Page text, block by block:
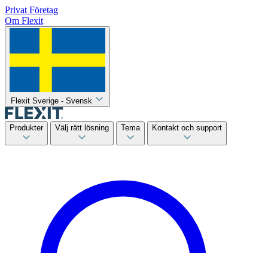
Privat Företag
Om Flexit
Flexit Sverige - Svensk
Produkter Välj rätt lösning Tema Kontakt och support